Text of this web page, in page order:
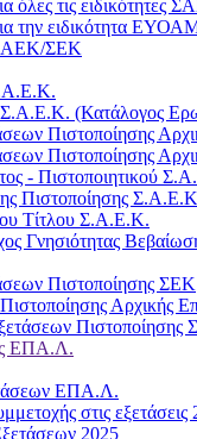
όλες τις ειδικότητες
την ειδικότητα
ΣΑΕΚ/ΣΕΚ
(Κατάλογος
Πιστοποίησης
Πιστοποίησης
- Πιστοποιητικού
Πιστοποίησης
Τίτλου Σ.Α.Ε.Κ.
Γνησιότητας
Πιστοποίησης ΣΕΚ
Αρχικής
Πιστοποίησης
ΕΠΑ.Λ.
ΕΠΑ.Λ.
στις εξετάσεις
2025